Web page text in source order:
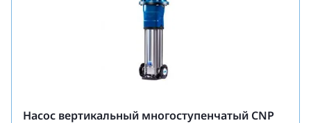
Насос вертикальный многоступенчатый CNP